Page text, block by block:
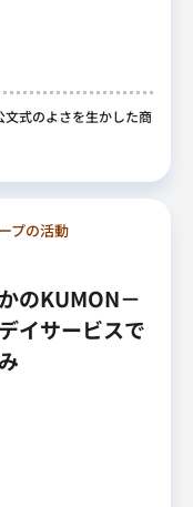
文式のよさを生かした商
プの活動
のKUMON－
イサービスで